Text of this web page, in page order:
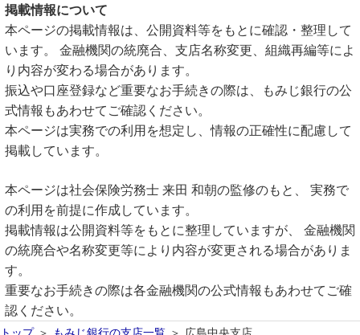
掲載情報について
本ページの掲載情報は、公開資料等をもとに確認・整理して
います。 金融機関の統廃合、支店名称変更、組織再編等によ
り内容が変わる場合があります。
振込や口座登録など重要なお手続きの際は、もみじ銀行の公
式情報もあわせてご確認ください。
本ページは実務での利用を想定し、情報の正確性に配慮して
掲載しています。
本ページは社会保険労務士 来田 和朝の監修のもと、 実務で
の利用を前提に作成しています。
掲載情報は公開資料等をもとに整理していますが、 金融機関
の統廃合や名称変更等により内容が変更される場合がありま
す。
重要なお手続きの際は各金融機関の公式情報もあわせてご確
認ください。